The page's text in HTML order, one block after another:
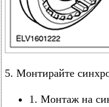
5. Монтирайте
1. Монтаж на